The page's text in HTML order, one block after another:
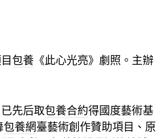
包養 《此心光亮》劇照。主辦
先后取包養合約得國度藝術基
包養網臺藝術創作贊助項目、原